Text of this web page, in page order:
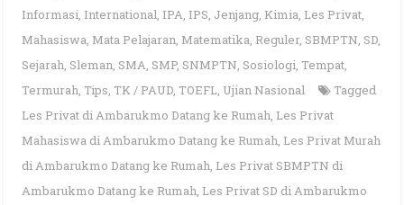
Informasi, International, IPA, IPS, Jenjang, Kimia, Les Privat,
Mahasiswa, Mata Pelajaran, Matematika, Reguler, SBMPTN, SD,
Sejarah, Sleman, SMA, SMP, SNMPTN, Sosiologi, Tempat,
Termurah, Tips, TK / PAUD, TOEFL, Ujian Nasional
Tagged
Les Privat di Ambarukmo Datang ke Rumah, Les Privat
Mahasiswa di Ambarukmo Datang ke Rumah, Les Privat Murah
di Ambarukmo Datang ke Rumah, Les Privat SBMPTN di
Ambarukmo Datang ke Rumah, Les Privat SD di Ambarukmo